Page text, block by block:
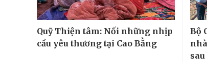
Quỹ Thiện tâm: Nối những nhịp
cầu yêu thương tại Cao Bằng
Bộ